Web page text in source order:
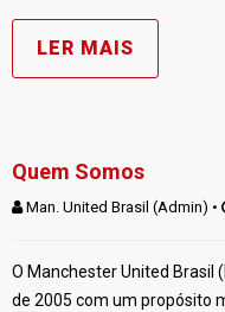
LER MAIS
Quem Somos
Man. United Brasil (Admin) •
O Manchester United Brasil
de 2005 com um propósito